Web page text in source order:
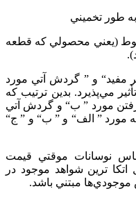
طور تخميني‌
(يعني‌ محصولي‌ كه‌ قطعه‌
بند 41 ، تنها ” عمر مفيد“ و ” گردش‌ آتي‌ مورد
مي‌پذيرد. بدين‌ ترتيب‌ كه‌
مورد ” ب‌“ و گردش‌ آتي‌
مورد ” الف‌“ و ” ب‌“ و ” ج‌“
نوسانات‌ موقتي‌ قيمت‌
اتكا ترين‌ شواهد موجود در
مبتني‌ باشد.